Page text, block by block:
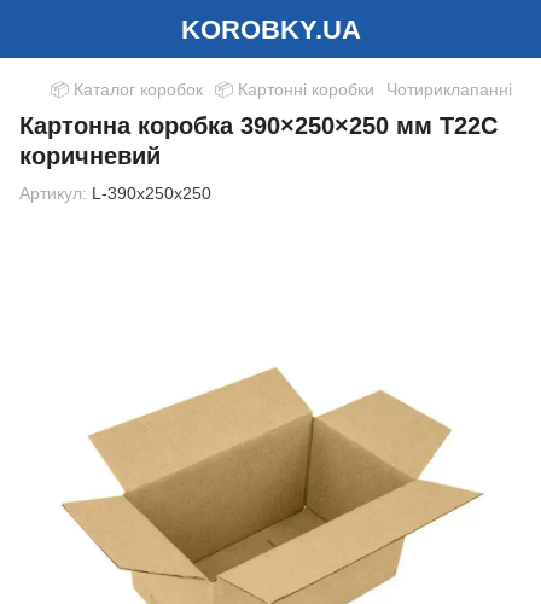
KOROBKY.UA
📦 Каталог коробок 📦 Картонні коробки Чотириклапанні
Картонна коробка 390×250×250 мм Т22С
коричневий
Артикул: L-390x250x250